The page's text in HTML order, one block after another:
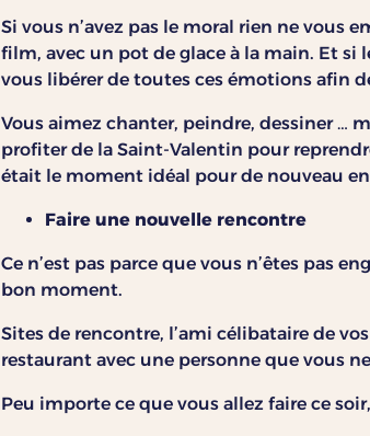
Si vous n’avez pas le moral rien ne vous
film, avec un pot de glace à la main. Et si
vous libérer de toutes ces émotions afin
Vous aimez chanter, peindre, dessiner …
profiter de la Saint-Valentin pour
était le moment idéal pour de nouveau
Faire une nouvelle rencontre
Ce n’est pas parce que vous n’êtes pas
bon moment.
Sites de rencontre, l’ami célibataire de
restaurant avec une personne que vous
Peu importe ce que vous allez faire ce